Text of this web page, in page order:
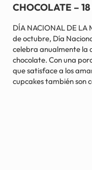
CHOCOLATE –
DÍA NACIONAL DE LA
de octubre, Día
celebra anualmente la
chocolate. Con una
que satisface a los
cupcakes también son